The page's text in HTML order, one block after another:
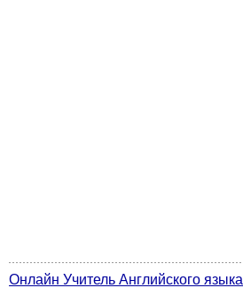
Онлайн Учитель Английского языка